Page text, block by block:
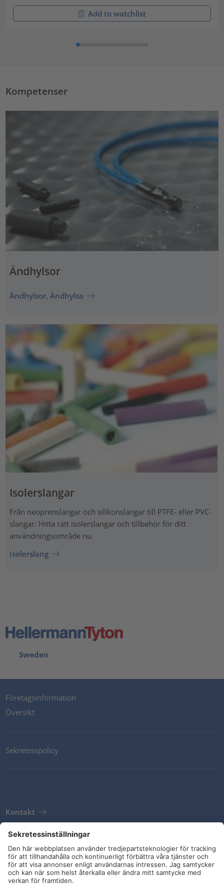
Add to watchlist
Kompetenser
Ändhylsor
Ändhylsor, Ändhylsa
Isolerslangar
Från neoprenslangar och silikonslangar till PTFE- eller PVC-
slangar: Hitta rätt isolerslangar och tillbehör för ditt
användningsområde nu.
Isolerslang
Sweden
Företagsinformation
Översikt
Sekretesspolicy
Kontakt
Leveransvillkor
Riktlinjer och åtaganden